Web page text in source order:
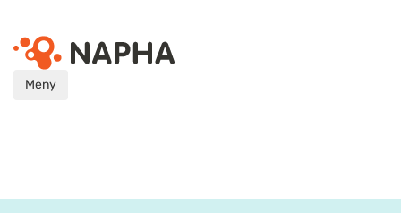
Meny